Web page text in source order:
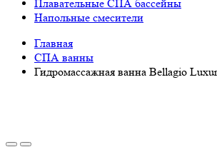
Плавательные СПА бассейны
Напольные смесители
Главная
СПА ванны
Гидромассажная ванна Bellagio